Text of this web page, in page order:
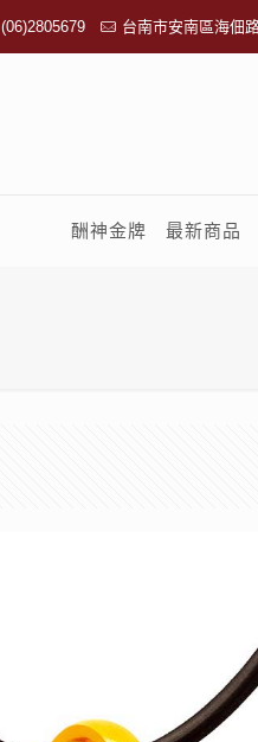
(06)2805679 台南市安南區海佃
酬神金牌 最新商品